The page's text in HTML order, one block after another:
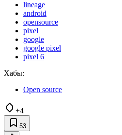
lineage
android
opensource
pixel
google
google pixel
pixel 6
Хабы:
Open source
+4
53